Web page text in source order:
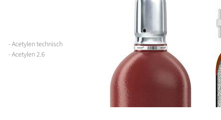
- Acetylen technisch
- Acetylen 2.6